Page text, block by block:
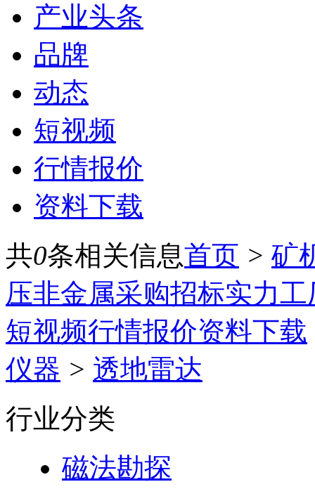
产业头条
品牌
动态
短视频
行情报价
资料下载
共0条相关信息首页 > 矿
压非金属采购招标实力工
短视频行情报价资料下载
仪器 > 透地雷达
行业分类
磁法勘探